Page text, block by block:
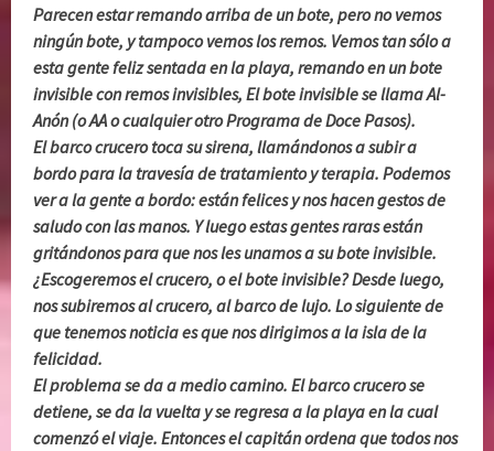
Parecen estar remando arriba de un bote, pero no vemos
ningún bote, y tampoco vemos los remos. Vemos tan sólo a
esta gente feliz sentada en la playa, remando en un bote
invisible con remos invisibles, El bote invisible se llama Al-
Anón (o AA o cualquier otro Programa de Doce Pasos).
El barco crucero toca su sirena, llamándonos a subir a
bordo para la travesía de tratamiento y terapia. Podemos
ver a la gente a bordo: están felices y nos hacen gestos de
saludo con las manos. Y luego estas gentes raras están
gritándonos para que nos les unamos a su bote invisible.
¿Escogeremos el crucero, o el bote invisible? Desde luego,
nos subiremos al crucero, al barco de lujo. Lo siguiente de
que tenemos noticia es que nos dirigimos a la isla de la
felicidad.
El problema se da a medio camino. El barco crucero se
detiene, se da la vuelta y se regresa a la playa en la cual
comenzó el viaje. Entonces el capitán ordena que todos nos